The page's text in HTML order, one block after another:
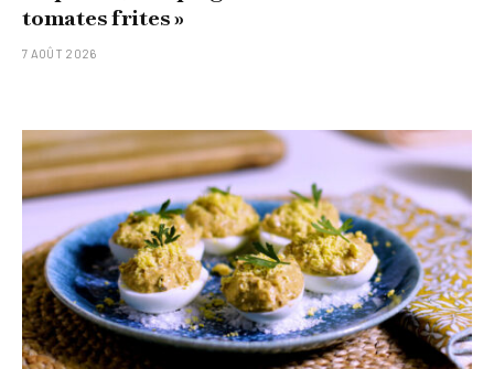
tomates frites »
7 AOÛT 2026